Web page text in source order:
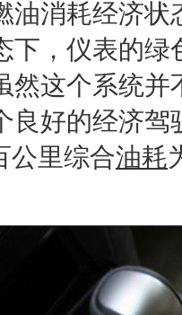
油消耗经济状
下，仪表的
然这个系统
良好的经济驾
公里综合油耗